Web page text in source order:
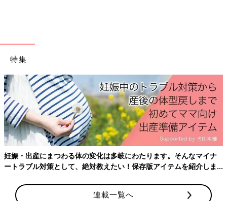
誕生したことはたしかです。
――当時、事務所の先輩に言われた言葉で印象に残っているもの
があれば教えてください。
ゆってぃ 初めてネタを披露したときに、舞台袖で見てくれてい
た東京03の飯塚さんに「人力舎にいないタイプだから目立ってい
いよ。このまま続けたほうがいい」と言われた一声が、今も忘れ
られません。人力舎の芸人はネタをしっかり作り込むタイプの方
が多いので、たしかに僕のスタイルは異質だったかも。でもそれ
を認めて「続けたほうがいい」と言ってくれたときはうれしかっ
たです。飯塚さんの言葉がなかったら、ゆってぃというキャラク
ターはすぐに辞めていたと思います。
特集
妊娠・出産にまつわる体の変化は多岐にわたります。そんなマイナ
ートラブル対策として、絶対教えたい！保存版アイテムを紹介しま
連載一覧へ